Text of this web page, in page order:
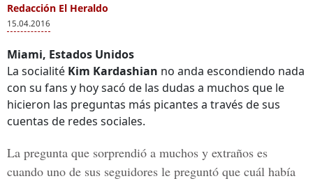
Redacción El Heraldo
15.04.2016
Miami, Estados Unidos
La socialité Kim Kardashian no anda escondiendo nada
con su fans y hoy sacó de las dudas a muchos que le
hicieron las preguntas más picantes a través de sus
cuentas de redes sociales.
La pregunta que sorprendió a muchos y extraños es
cuando uno de sus seguidores le preguntó que cuál había